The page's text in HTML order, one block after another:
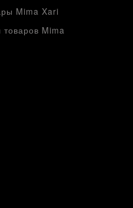
Mima Xari
Mima